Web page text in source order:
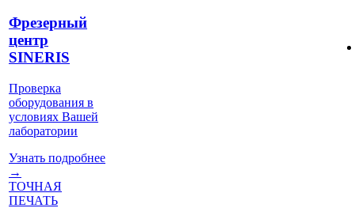
Фрезерный
центр
SINERIS
Проверка
оборудования в
условиях Вашей
лаборатории
Узнать подробнее
→
ТОЧНАЯ
ПЕЧАТЬ